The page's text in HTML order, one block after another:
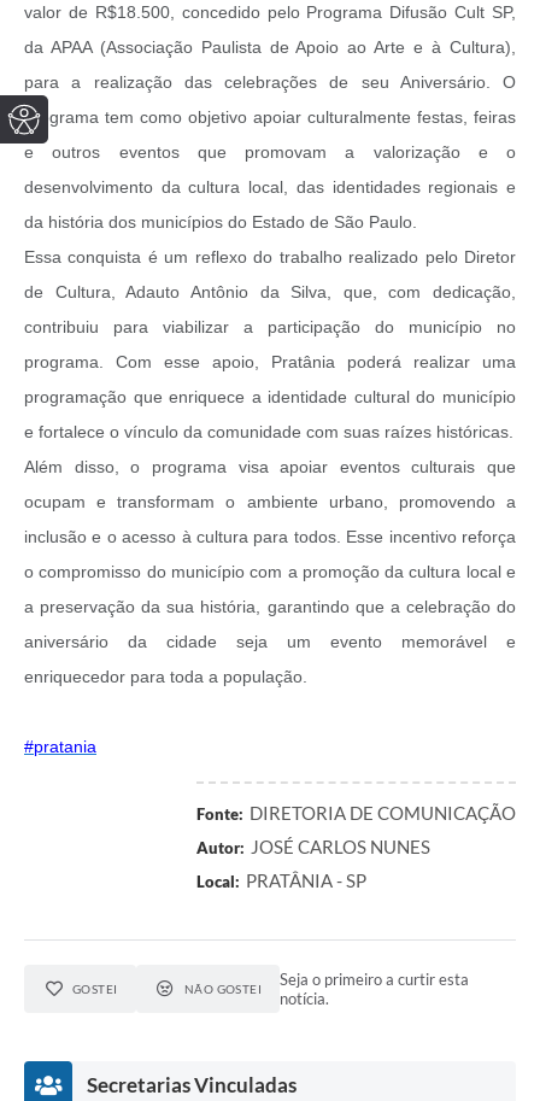
valor de R$18.500, concedido pelo Programa Difusão Cult SP,
da APAA (Associação Paulista de Apoio ao Arte e à Cultura),
para a realização das celebrações de seu Aniversário. O
programa tem como objetivo apoiar culturalmente festas, feiras
e outros eventos que promovam a valorização e o
desenvolvimento da cultura local, das identidades regionais e
da história dos municípios do Estado de São Paulo.
Essa conquista é um reflexo do trabalho realizado pelo Diretor
de Cultura, Adauto Antônio da Silva, que, com dedicação,
contribuiu para viabilizar a participação do município no
programa. Com esse apoio, Pratânia poderá realizar uma
programação que enriquece a identidade cultural do município
e fortalece o vínculo da comunidade com suas raízes históricas.
Além disso, o programa visa apoiar eventos culturais que
ocupam e transformam o ambiente urbano, promovendo a
inclusão e o acesso à cultura para todos. Esse incentivo reforça
o compromisso do município com a promoção da cultura local e
a preservação da sua história, garantindo que a celebração do
aniversário da cidade seja um evento memorável e
enriquecedor para toda a população.
#pratania
Fonte: DIRETORIA DE COMUNICAÇÃO
Autor: JOSÉ CARLOS NUNES
Local: PRATÂNIA - SP
GOSTEI NÃO GOSTEI
Seja o primeiro a curtir esta
notícia.
Secretarias Vinculadas